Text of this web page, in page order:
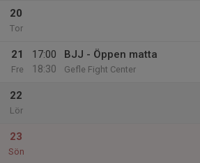
20
Tor
21
Fre
17:00
18:30
BJJ - Öppen matta
Gefle Fight Center
22
Lör
23
Sön